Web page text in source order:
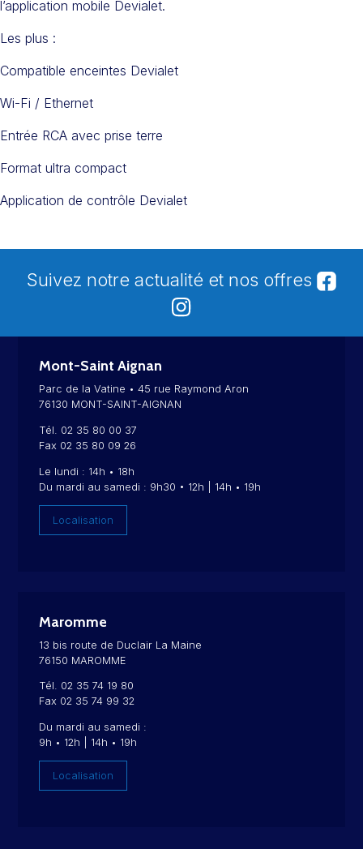
l’application mobile Devialet.
Les plus :
Compatible enceintes Devialet
Wi-Fi / Ethernet
Entrée RCA avec prise terre
Format ultra compact
Application de contrôle Devialet
Suivez notre actualité et nos offres
Mont-Saint Aignan
Parc de la Vatine • 45 rue Raymond Aron
76130 MONT-SAINT-AIGNAN
Tél. 02 35 80 00 37
Fax 02 35 80 09 26
Le lundi : 14h • 18h
Du mardi au samedi : 9h30 • 12h | 14h • 19h
Localisation
Maromme
13 bis route de Duclair La Maine
76150 MAROMME
Tél. 02 35 74 19 80
Fax 02 35 74 99 32
Du mardi au samedi :
9h • 12h | 14h • 19h
Localisation